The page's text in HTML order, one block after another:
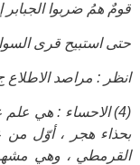
قومٌ همُ ضربوا الجبابر
حتى ‌استبيح قرى
انظر : مراصد الاطلاع ج3
(4) الاحساء : هي
بحذاء هجر ، أوّل من
القرمطي ، وهي